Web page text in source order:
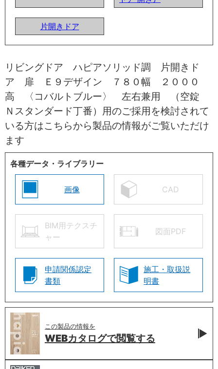
片開きドア
リビングドア ハピアソリッド調 片開きド
ア 扉 Ｅ９デザイン ７８０幅 ２０００
高 〈コバルトブルー〉 左右兼用 （空錠
Ｎスタンダード丁番）用のご採用を検討されて
いる方はこちらから製品の情報がご覧いただけ
ます
各種データ・ライブラリー
画像 CAD
BIM用テクスチ
ャー
図面PDF
申請関係認定
書類
施工・取扱説
明書
この製品の情報を
WEBカタログで閲覧する